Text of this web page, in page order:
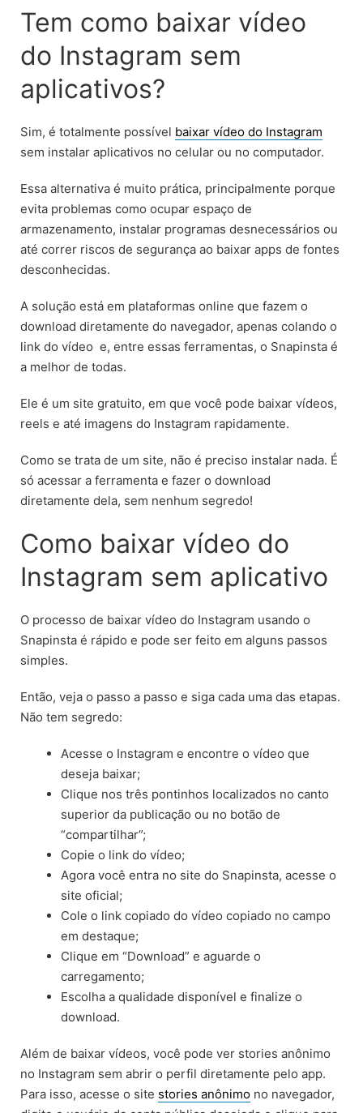
Tem como baixar vídeo
do Instagram sem
aplicativos?
Sim, é totalmente possível baixar vídeo do Instagram
sem instalar aplicativos no celular ou no computador.
Essa alternativa é muito prática, principalmente porque
evita problemas como ocupar espaço de
armazenamento, instalar programas desnecessários ou
até correr riscos de segurança ao baixar apps de fontes
desconhecidas.
A solução está em plataformas online que fazem o
download diretamente do navegador, apenas colando o
link do vídeo e, entre essas ferramentas, o Snapinsta é
a melhor de todas.
Ele é um site gratuito, em que você pode baixar vídeos,
reels e até imagens do Instagram rapidamente.
Como se trata de um site, não é preciso instalar nada. É
só acessar a ferramenta e fazer o download
diretamente dela, sem nenhum segredo!
Como baixar vídeo do
Instagram sem aplicativo
O processo de baixar vídeo do Instagram usando o
Snapinsta é rápido e pode ser feito em alguns passos
simples.
Então, veja o passo a passo e siga cada uma das etapas.
Não tem segredo:
Acesse o Instagram e encontre o vídeo que
deseja baixar;
Clique nos três pontinhos localizados no canto
superior da publicação ou no botão de
“compartilhar”;
Copie o link do vídeo;
Agora você entra no site do Snapinsta, acesse o
site oficial;
Cole o link copiado do vídeo copiado no campo
em destaque;
Clique em “Download” e aguarde o
carregamento;
Escolha a qualidade disponível e finalize o
download.
Além de baixar vídeos, você pode ver stories anônimo
no Instagram sem abrir o perfil diretamente pelo app.
Para isso, acesse o site stories anônimo no navegador,